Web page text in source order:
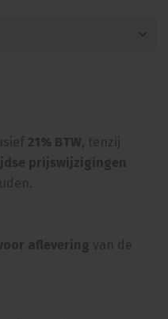
21% BTW, tenzij
prijswijzigingen
aflevering van de